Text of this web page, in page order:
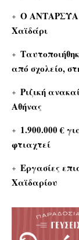
Ο ΑΝΤΑΡΣΥΑ
Χαϊδάρι
από σχολείο,
Ριζική
Αθήνας
1.900.000 €
φτιαχτεί
Εργασίες
Χαϊδαρίου